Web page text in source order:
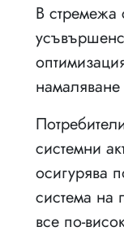
В стремежа
системни
осигурява
система на
все по-